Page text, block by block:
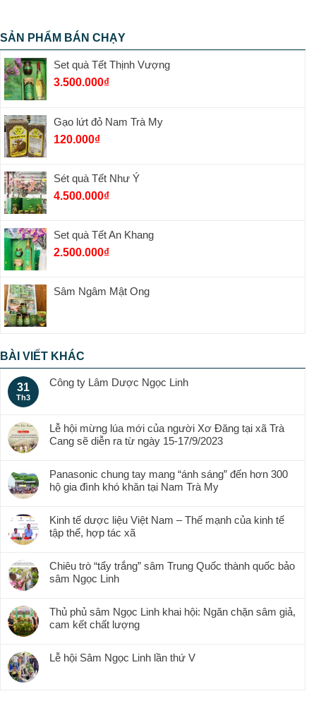
SẢN PHẨM BÁN CHẠY
Set quà Tết Thịnh Vượng
3.500.000₫
Gạo lứt đỏ Nam Trà My
120.000₫
Sét quà Tết Như Ý
4.500.000₫
Set quà Tết An Khang
2.500.000₫
Sâm Ngâm Mật Ong
BÀI VIẾT KHÁC
31
Th3
Công ty Lâm Dược Ngọc Linh
Lễ hội mừng lúa mới của người Xơ Đăng tại xã Trà
Cang sẽ diễn ra từ ngày 15-17/9/2023
Panasonic chung tay mang “ánh sáng” đến hơn 300
hộ gia đình khó khăn tại Nam Trà My
Kinh tế dược liệu Việt Nam – Thế mạnh của kinh tế
tập thể, hợp tác xã
Chiêu trò “tẩy trắng” sâm Trung Quốc thành quốc bảo
sâm Ngọc Linh
Thủ phủ sâm Ngọc Linh khai hội: Ngăn chặn sâm giả,
cam kết chất lượng
Lễ hội Sâm Ngọc Linh lần thứ V